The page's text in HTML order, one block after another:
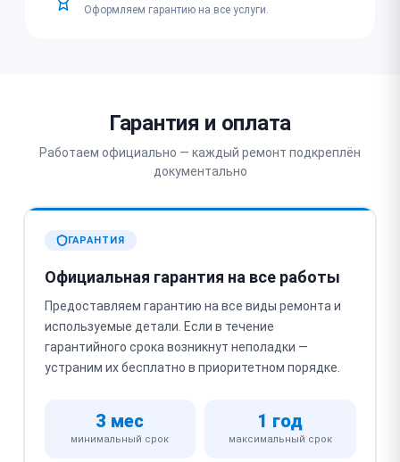
Оформляем гарантию на все услуги.
Гарантия и оплата
Работаем официально — каждый ремонт подкреплён
документально
ГАРАНТИЯ
Официальная гарантия на все работы
Предоставляем гарантию на все виды ремонта и
используемые детали. Если в течение
гарантийного срока возникнут неполадки —
устраним их бесплатно в приоритетном порядке.
3 мес
минимальный срок
1 год
максимальный срок